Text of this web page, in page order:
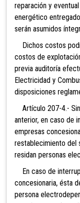
reparación y
energético
serán asumidos
Dichos costos
costos de
previa auditoría
Electricidad y
disposiciones
Artículo 207-4.-
anterior, en caso de
empresas
restablecimiento del
residan personas
En caso de
concesionaria, ésta
persona